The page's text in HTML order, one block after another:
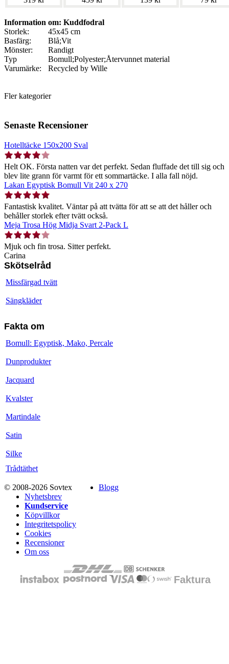
Information om: Kuddfodral
Storlek:
45x45 cm
Basfärg:
Blå;Vit
Mönster:
Randigt
Typ
Bomull;Polyester;Återvunnet material
Varumärke:
Recycled by Wille
Fler kategorier
Senaste Recensioner
Hotelltäcke 150x200 Sval
Helt OK. Första natten var det perfekt. Sedan fluffade det till sig och
blev lite grann för varmt för ett sommartäcke. I alla fall nöjd.
Lakan Egyptisk Bomull Vit 240 x 270
Fantastisk kvalitet. Väntar på att tvätta för att se att det håller och
behåller storlek efter tvätt också.
Meja Trosa Hög Midja Svart 2-Pack L
Mjuk och fin trosa. Sitter perfekt.
Carina
Skötselråd
Missfärgad tvätt
Sängkläder
Fakta om
Bomull: Egyptisk, Mako, Percale
Dunprodukter
Jacquard
Kvalster
Martindale
Satin
Silke
Trådtäthet
© 2008-2026 Sovtex
Blogg
Nyhetsbrev
Kundservice
Köpvillkor
Integritetspolicy
Cookies
Recensioner
Om oss